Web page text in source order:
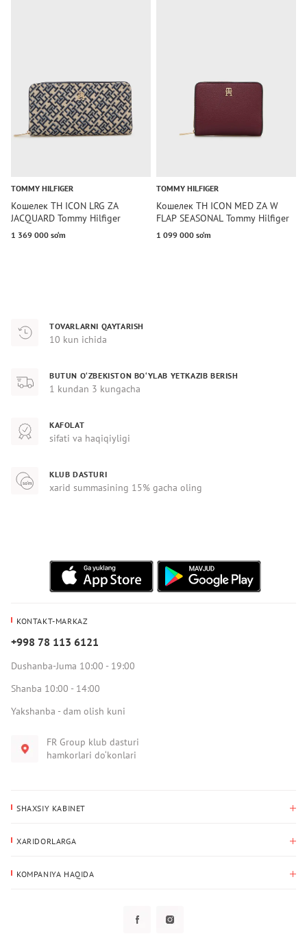
TOMMY HILFIGER
Кошелек TH ICON LRG ZA
JACQUARD Tommy Hilfiger
1 369 000 so‘m
TOMMY HILFIGER
Кошелек TH ICON MED ZA W
FLAP SEASONAL Tommy Hilfiger
1 099 000 so‘m
TOVARLARNI QAYTARISH
10 kun ichida
BUTUN O‘ZBEKISTON BO‘YLAB YETKAZIB BERISH
1 kundan 3 kungacha
KAFOLAT
sifati va haqiqiyligi
KLUB DASTURI
xarid summasining 15% gacha oling
KONTAKT-MARKAZ
+998 78 113 6121
Dushanba-Juma 10:00 - 19:00
Shanba 10:00 - 14:00
Yakshanba - dam olish kuni
FR Group klub dasturi
hamkorlari do‘konlari
SHAXSIY KABINET
Yetkazib berish manzili
XARIDORLARGA
KOMPANIYA HAQIDA